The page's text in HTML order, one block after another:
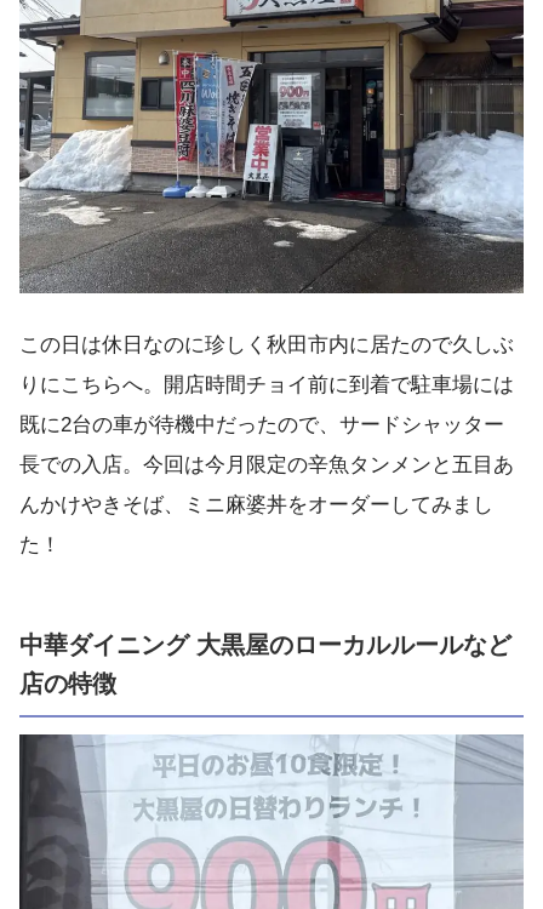
この日は休日なのに珍しく秋田市内に居たので久しぶ
りにこちらへ。開店時間チョイ前に到着で駐車場には
既に2台の車が待機中だったので、サードシャッター
長での入店。今回は今月限定の辛魚タンメンと五目あ
んかけやきそば、ミニ麻婆丼をオーダーしてみまし
た！
中華ダイニング 大黒屋のローカルルールなど
店の特徴